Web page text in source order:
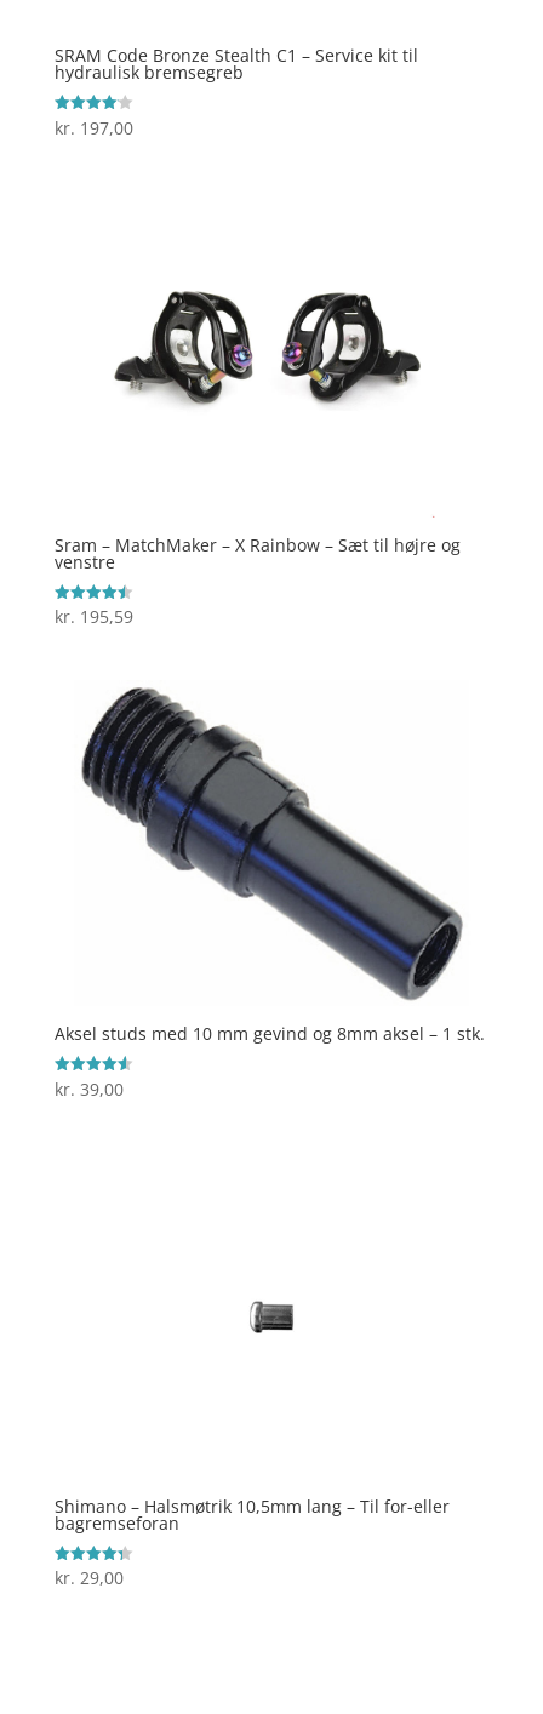
SRAM Code Bronze Stealth C1 – Service kit til
hydraulisk bremsegreb
Vurderet
4.1
kr. 197,00
Sram – MatchMaker – X Rainbow – Sæt til højre og
venstre
Vurderet
4.5
kr. 195,59
Aksel studs med 10 mm gevind og 8mm aksel – 1 stk.
Vurderet
4.6
kr. 39,00
Shimano – Halsmøtrik 10,5mm lang – Til for-eller
bagremseforan
Vurderet
4.3
kr. 29,00